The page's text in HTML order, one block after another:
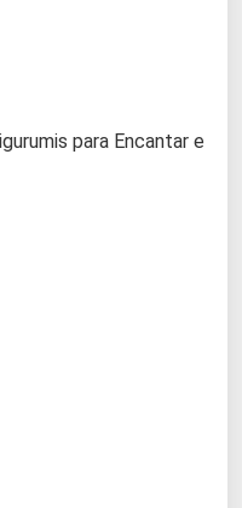
para Encantar e